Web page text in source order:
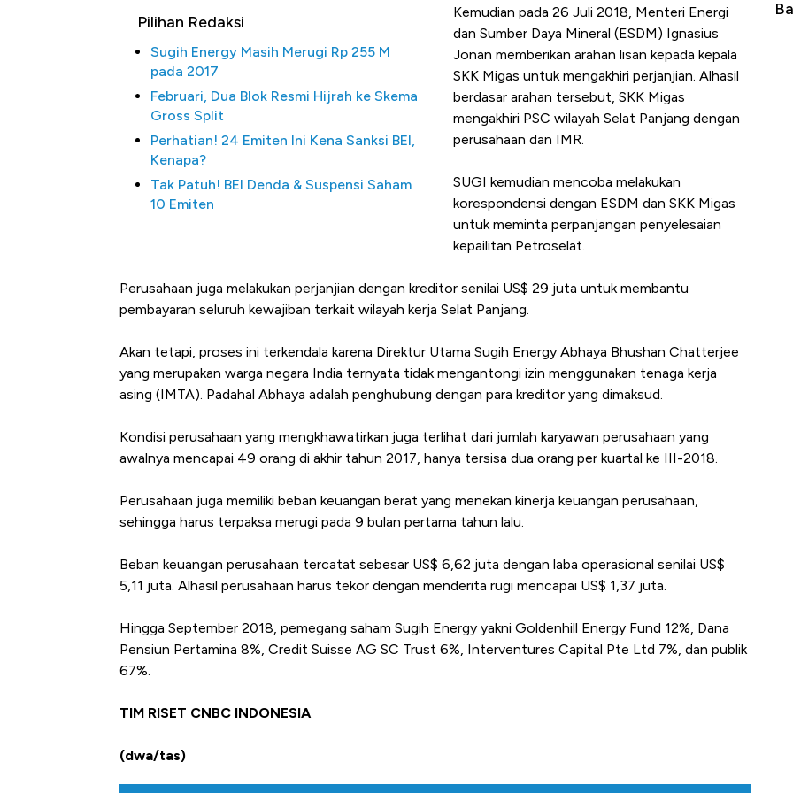
Pilihan Redaksi
Sugih Energy Masih Merugi Rp 255 M
pada 2017
Februari, Dua Blok Resmi Hijrah ke Skema
Gross Split
Perhatian! 24 Emiten Ini Kena Sanksi BEI,
Kenapa?
Tak Patuh! BEI Denda & Suspensi Saham
10 Emiten
Kemudian pada 26 Juli 2018, Menteri Energi
dan Sumber Daya Mineral (ESDM) Ignasius
Jonan memberikan arahan lisan kepada kepala
SKK Migas untuk mengakhiri perjanjian. Alhasil
berdasar arahan tersebut, SKK Migas
mengakhiri PSC wilayah Selat Panjang dengan
perusahaan dan IMR.
SUGI kemudian mencoba melakukan
korespondensi dengan ESDM dan SKK Migas
untuk meminta perpanjangan penyelesaian
kepailitan Petroselat.
Perusahaan juga melakukan perjanjian dengan kreditor senilai US$ 29 juta untuk membantu
pembayaran seluruh kewajiban terkait wilayah kerja Selat Panjang.
Akan tetapi, proses ini terkendala karena Direktur Utama Sugih Energy Abhaya Bhushan Chatterjee
yang merupakan warga negara India ternyata tidak mengantongi izin menggunakan tenaga kerja
asing (IMTA). Padahal Abhaya adalah penghubung dengan para kreditor yang dimaksud.
Kondisi perusahaan yang mengkhawatirkan juga terlihat dari jumlah karyawan perusahaan yang
awalnya mencapai 49 orang di akhir tahun 2017, hanya tersisa dua orang per kuartal ke III-2018.
Perusahaan juga memiliki beban keuangan berat yang menekan kinerja keuangan perusahaan,
sehingga harus terpaksa merugi pada 9 bulan pertama tahun lalu.
Beban keuangan perusahaan tercatat sebesar US$ 6,62 juta dengan laba operasional senilai US$
5,11 juta. Alhasil perusahaan harus tekor dengan menderita rugi mencapai US$ 1,37 juta.
Hingga September 2018, pemegang saham Sugih Energy yakni Goldenhill Energy Fund 12%, Dana
Pensiun Pertamina 8%, Credit Suisse AG SC Trust 6%, Interventures Capital Pte Ltd 7%, dan publik
67%.
TIM RISET CNBC INDONESIA
(dwa/tas)
Baik Buat Pengusaha RI